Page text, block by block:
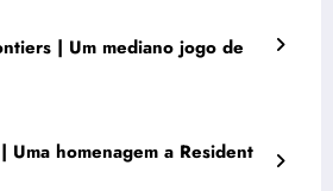
| Um mediano jogo de
Uma homenagem a Resident